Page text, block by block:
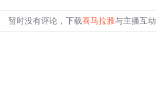
暂时没有评论，下载喜马拉雅与主播互动